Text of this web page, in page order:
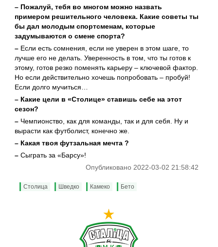
– Пожалуй, тебя во многом можно назвать
примером решительного человека. Какие советы ты
бы дал молодым спортсменам, которые
задумываются о смене спорта?
– Если есть сомнения, если не уверен в этом шаге, то
лучше его не делать. Уверенность в том, что ты готов к
этому, готов резко поменять карьеру – ключевой фактор.
Но если действительно хочешь попробовать – пробуй!
Если долго мучиться…
– Какие цели в «Столице» ставишь себе на этот
сезон?
– Чемпионство, как для команды, так и для себя. Ну и
вырасти как футболист, конечно же.
– Какая твоя футзальная мечта ?
– Сыграть за «Барсу»!
Опубликовано 2022-03-02 21:58:42
Столица Шведко Камеко Бето